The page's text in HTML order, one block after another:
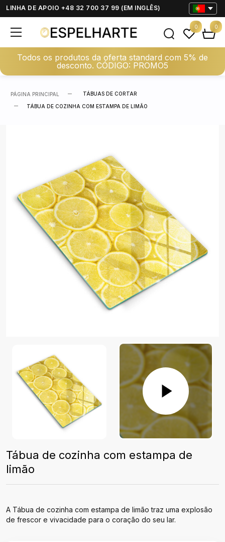
LINHA DE APOIO +48 32 700 37 99 (EM INGLÊS)
Todos os produtos da oferta standard com 5% de
desconto. CÓDIGO: PROMO5
0 0
PÁGINA PRINCIPAL TÁBUAS DE CORTAR
TÁBUA DE COZINHA COM ESTAMPA DE LIMÃO
Tábua de cozinha com estampa de
limão
A Tábua de cozinha com estampa de limão traz uma explosão
de frescor e vivacidade para o coração do seu lar.